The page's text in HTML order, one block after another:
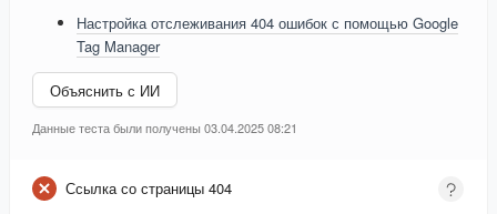
Настройка отслеживания 404 ошибок с помощью Google
Tag Manager
Объяснить с ИИ
Данные теста были получены 03.04.2025 08:21
Ссылка со страницы 404